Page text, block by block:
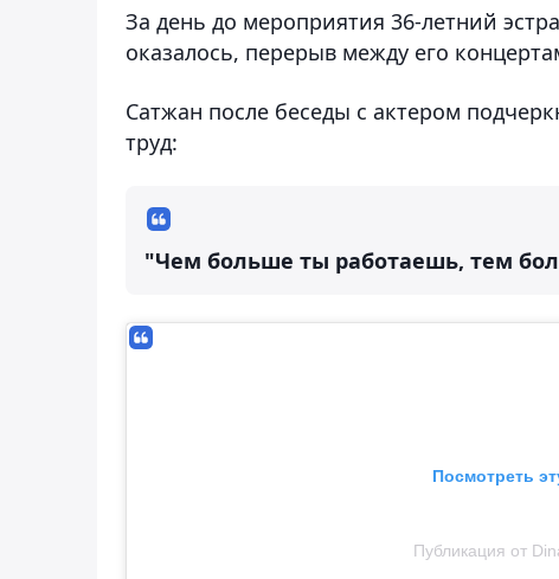
За день до мероприятия 36-летний
оказалось, перерыв между его
Сатжан после беседы с актером
труд:
"Чем больше ты работаешь, тем
Посмотреть
Публикация от